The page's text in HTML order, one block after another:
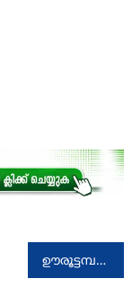
ഊരൂട്ടമ്പലം ശങ്കരമംഗലം കുടുംബസ്നേഹ സംഗമം നടന്നു